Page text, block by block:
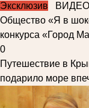
Эксклюзив
ВИДЕО
Общество «Я в
конкурса «Город
0
Путешествие в
подарило море